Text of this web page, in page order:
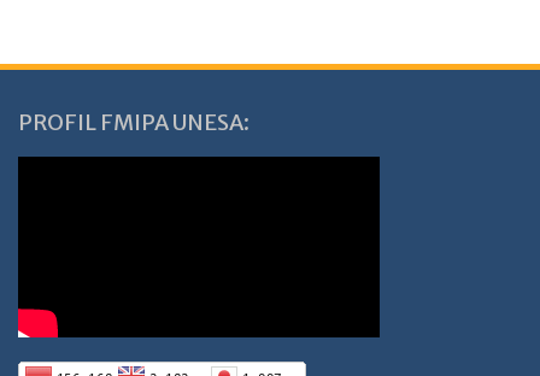
PROFIL FMIPA UNESA: